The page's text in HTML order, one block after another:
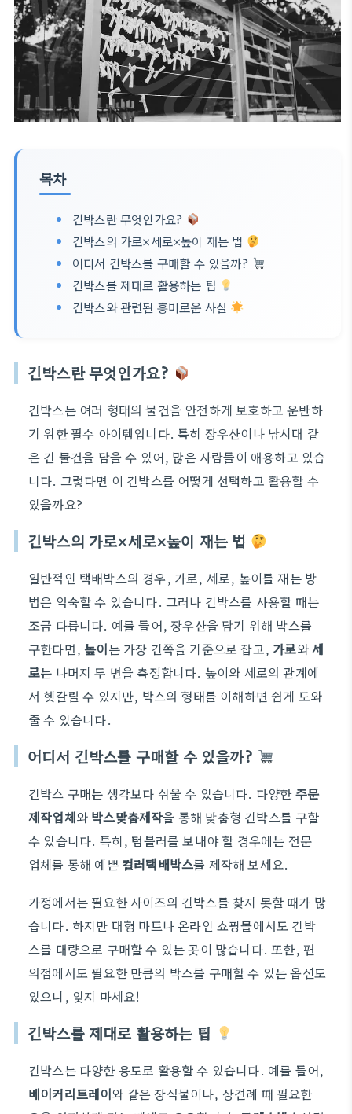
목차
긴박스란 무엇인가요?
긴박스의 가로×세로×높이 재는 법
어디서 긴박스를 구매할 수 있을까?
긴박스를 제대로 활용하는 팁
긴박스와 관련된 흥미로운 사실
긴박스란 무엇인가요?
긴박스는 여러 형태의 물건을 안전하게 보호하고 운반하
기 위한 필수 아이템입니다. 특히 장우산이나 낚시대 같
은 긴 물건을 담을 수 있어, 많은 사람들이 애용하고 있습
니다. 그렇다면 이 긴박스를 어떻게 선택하고 활용할 수
있을까요?
긴박스의 가로×세로×높이 재는 법
일반적인 택배박스의 경우, 가로, 세로, 높이를 재는 방
법은 익숙할 수 있습니다. 그러나 긴박스를 사용할 때는
조금 다릅니다. 예를 들어, 장우산을 담기 위해 박스를
구한다면,높이는 가장 긴쪽을 기준으로 잡고, 가로와세
로는 나머지 두 변을 측정합니다. 높이와 세로의 관계에
서 헷갈릴 수 있지만, 박스의 형태를 이해하면 쉽게 도와
줄 수 있습니다.
어디서 긴박스를 구매할 수 있을까?
긴박스 구매는 생각보다 쉬울 수 있습니다. 다양한주문
제작업체와 박스맞춤제작을 통해 맞춤형 긴박스를 구할
수 있습니다. 특히, 텀블러를 보내야 할 경우에는 전문
업체를 통해 예쁜 컬러택배박스를 제작해 보세요.
가정에서는 필요한 사이즈의 긴박스를 찾지 못할 때가 많
습니다. 하지만 대형 마트나 온라인 쇼핑몰에서도 긴박
스를 대량으로 구매할 수 있는 곳이 많습니다. 또한, 편
의점에서도 필요한 만큼의 박스를 구매할 수 있는 옵션도
있으니, 잊지 마세요!
긴박스를 제대로 활용하는 팁
긴박스는 다양한 용도로 활용할 수 있습니다. 예를 들어,
베이커리트레이와 같은 장식물이나, 상견례 때 필요한